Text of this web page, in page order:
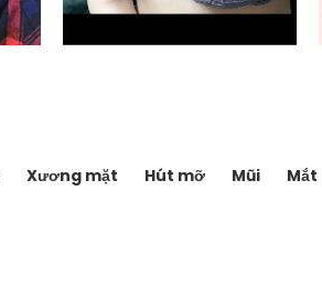
Xương mặt Hút mỡ Mũi Mắt